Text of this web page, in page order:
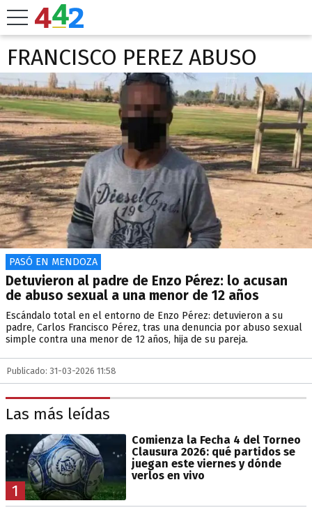
FRANCISCO PEREZ ABUSO
PASÓ EN MENDOZA
Detuvieron al padre de Enzo Pérez: lo acusan
de abuso sexual a una menor de 12 años
Escándalo total en el entorno de Enzo Pérez: detuvieron a su
padre, Carlos Francisco Pérez, tras una denuncia por abuso sexual
simple contra una menor de 12 años, hija de su pareja.
Publicado: 31-03-2026 11:58
Las más leídas
1
Comienza la Fecha 4 del Torneo
Clausura 2026: qué partidos se
juegan este viernes y dónde
verlos en vivo